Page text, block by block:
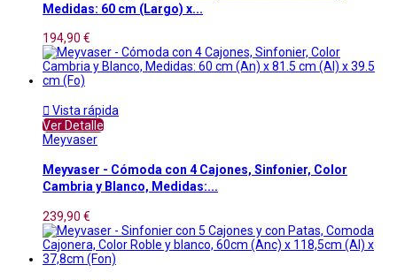
Medidas: 60 cm (Largo) x...
194,90 €
 Vista rápida
Ver Detalle
Meyvaser
Meyvaser - Cómoda con 4 Cajones, Sinfonier, Color
Cambria y Blanco, Medidas:...
239,90 €